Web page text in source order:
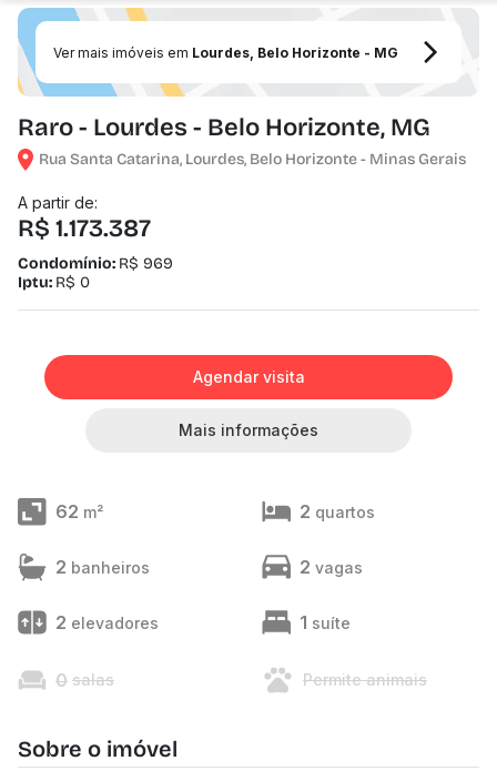
Ver mais imóveis em Lourdes, Belo Horizonte - MG
Raro - Lourdes - Belo Horizonte, MG
Rua Santa Catarina, Lourdes, Belo Horizonte - Minas Gerais
A partir de:
R$ 1.173.387
Condomínio: R$ 969
Iptu: R$ 0
Agendar visita
Mais informações
62 m² 2 quartos
2 banheiros 2 vagas
2 elevadores 1 suíte
0 salas Permite animais
Sobre o imóvel